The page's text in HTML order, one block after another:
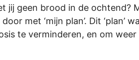
jij geen brood in de ochtend?
met ‘mijn plan’. Dit ‘plan’
te verminderen, en om